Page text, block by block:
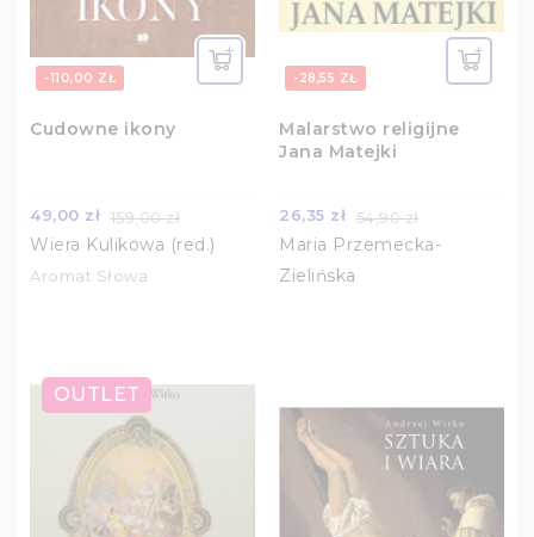
-110,00 ZŁ
Cudowne ikony
49,00 zł 159,00 zł
Wiera Kulikowa (red.)
Aromat Słowa
-28,55 ZŁ
Malarstwo religijne
Jana Matejki
26,35 zł 54,90 zł
Maria Przemecka-
Zielińska
OUTLET